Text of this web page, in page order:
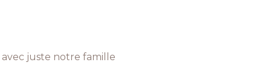
avec juste notre famille